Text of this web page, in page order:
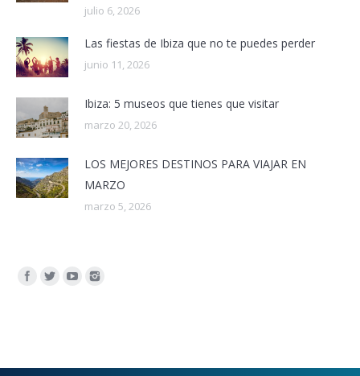
julio 6, 2026
Las fiestas de Ibiza que no te puedes perder
junio 11, 2026
Ibiza: 5 museos que tienes que visitar
marzo 20, 2026
LOS MEJORES DESTINOS PARA VIAJAR EN
MARZO
marzo 5, 2026
Encuéntranos en: